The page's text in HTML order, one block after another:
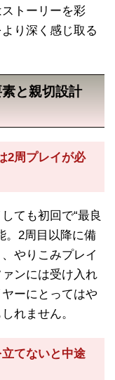
トーリーを彩
り深く感じ取る
と親切設計
2周プレイが必
ても初回で“最良
。2周目以降に備
やりこみプレイ
ンには受け入れ
ーにとってはや
れません。
てないと中途